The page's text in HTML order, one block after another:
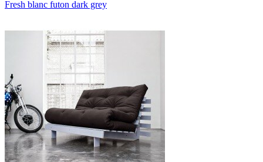
Fresh blanc futon dark grey